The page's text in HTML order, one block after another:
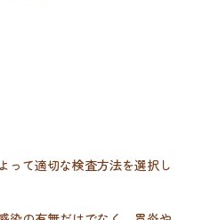
って適切な検査方法を選択し